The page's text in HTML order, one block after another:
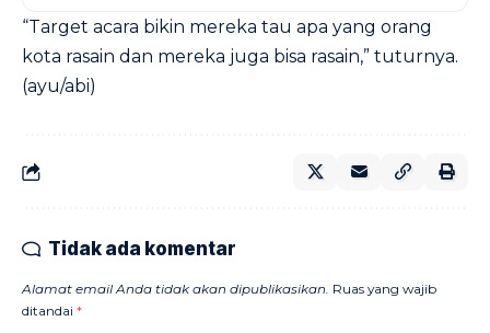
“Target acara bikin mereka tau apa yang orang
kota rasain dan mereka juga bisa rasain,” tuturnya.
(ayu/abi)
Tidak ada komentar
Alamat email Anda tidak akan dipublikasikan. Ruas yang wajib
ditandai *